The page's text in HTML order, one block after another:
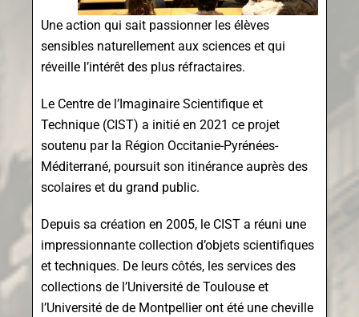
Une action qui sait passionner les élèves
sensibles naturellement aux sciences et qui
réveille l’intérêt des plus réfractaires.
Le Centre de l’Imaginaire Scientifique et
Technique (CIST) a initié en 2021 ce projet
soutenu par la Région Occitanie-Pyrénées-
Méditerrané, poursuit son itinérance auprès des
scolaires et du grand public.
Depuis sa création en 2005, le CIST a réuni une
impressionnante collection d’objets scientifiques
et techniques. De leurs côtés, les services des
collections de l’Université de Toulouse et
l’Université de de Montpellier ont été une cheville